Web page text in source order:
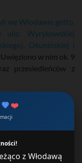
💙❤️
z Włodawą
we Włodawie getto.
ulic: Wyrykowskiej
Okunińskiej i
w nim ok. 9
przesiedleńców z